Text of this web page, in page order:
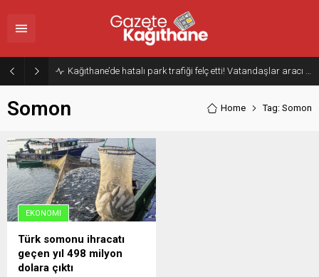
Somon Home Tag: Somon
EKONOMI
Türk somonu ihracatı
geçen yıl 498 milyon
dolara çıktı